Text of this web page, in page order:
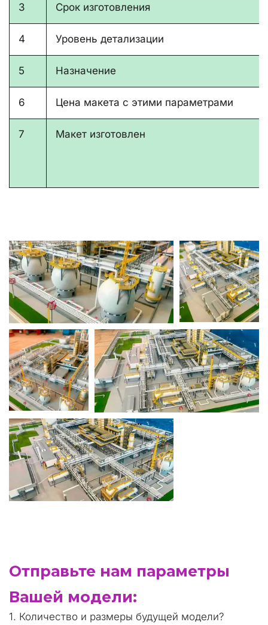
3 Срок изготовления
4 Уровень детализации
5 Назначение
6 Цена макета с этими параметрами
7 Макет изготовлен
Отправьте нам параметры
Вашей модели:
1. Количество и размеры будущей модели?